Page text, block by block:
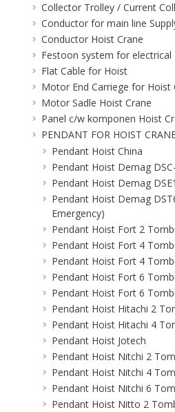
Collector Trolley / Current
Conductor for main line
Conductor Hoist Crane
Festoon system for electrical
Flat Cable for Hoist
Motor End Carriege for Hoist
Motor Sadle Hoist Crane
Panel c/w komponen Hoist
PENDANT FOR HOIST
Pendant Hoist China
Pendant Hoist Demag
Pendant Hoist Demag
Pendant Hoist Demag
Emergency)
Pendant Hoist Fort 2
Pendant Hoist Fort 4
Pendant Hoist Fort 4
Pendant Hoist Fort 6
Pendant Hoist Fort 6
Pendant Hoist Hitachi 2
Pendant Hoist Hitachi 4
Pendant Hoist Jotech
Pendant Hoist Nitchi 2
Pendant Hoist Nitchi 4
Pendant Hoist Nitchi 6
Pendant Hoist Nitto 2